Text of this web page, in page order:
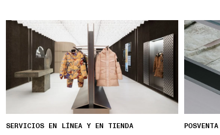
SERVICIOS EN LÍNEA Y EN TIENDA
POSVENTA